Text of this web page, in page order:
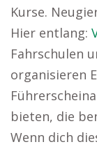
Kurse.
Hier entlang:
Fahrschulen
organisieren
bieten, die
Wenn dich